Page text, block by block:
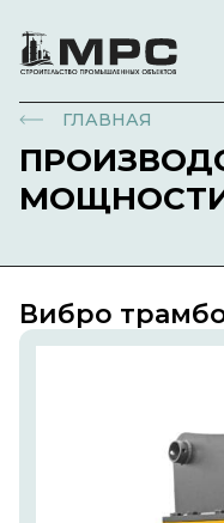
03Направления
Карьера
05Закупки
06Новости
07Контакты
ГЛАВНАЯ
Вибро